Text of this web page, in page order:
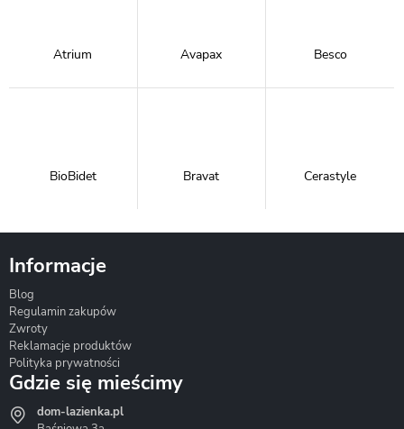
Atrium Avapax Besco
BioBidet Bravat Cerastyle
Hydrostop
Informacje
Blog
Regulamin zakupów
Zwroty
Reklamacje produktów
Polityka prywatności
Gdzie się mieścimy
dom-lazienka.pl